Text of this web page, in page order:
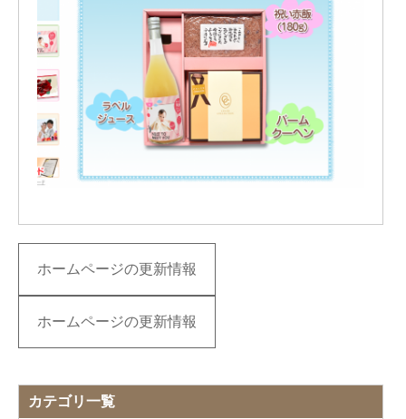
ホームページの更新情報
ホームページの更新情報
カテゴリ一覧